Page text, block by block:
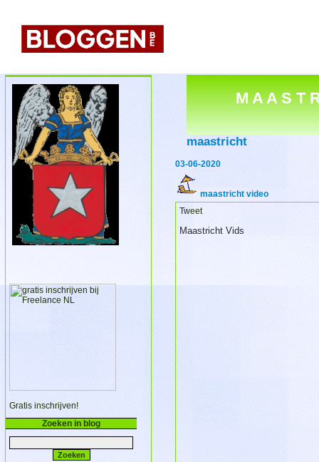
Gratis inschrijven!
Zoeken in blog
M A A S T
maastricht
03-06-2020
maastricht video
Tweet
Maastricht Vids